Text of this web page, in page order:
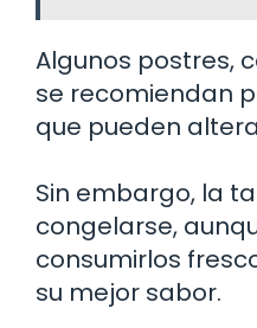
Algunos postres,
se recomiendan
que pueden
Sin embargo, la
congelarse,
consumirlos
su mejor sabor.